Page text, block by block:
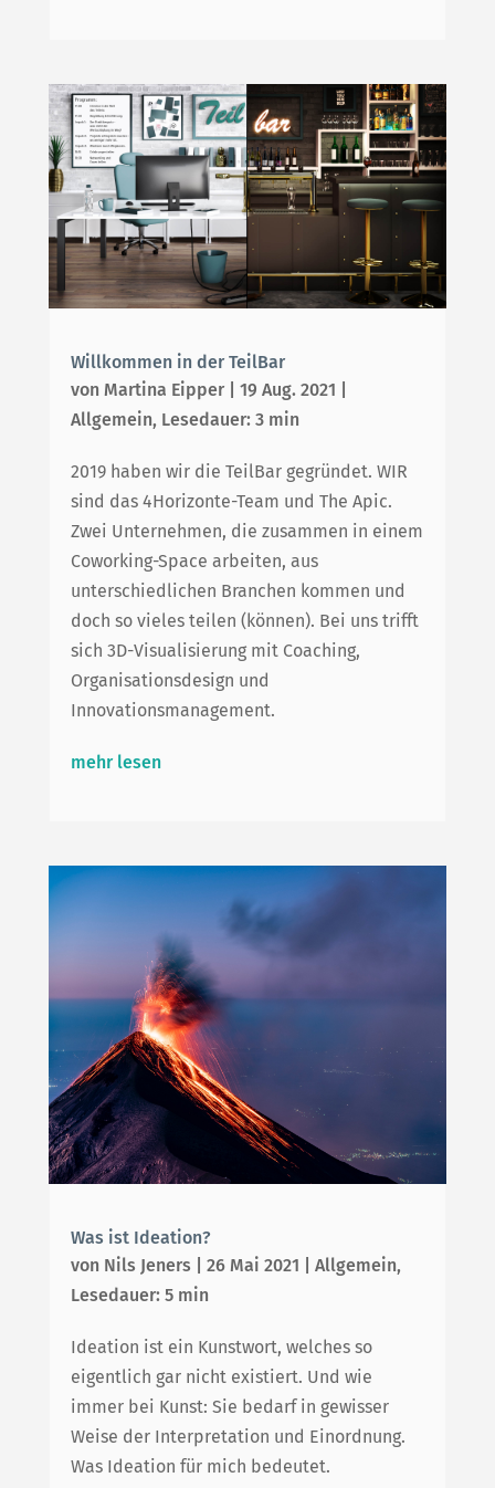
Willkommen in der TeilBar
von Martina Eipper| 19 Aug. 2021
Allgemein, Lesedauer: 3 min
2019 haben wir die TeilBar gegründet. WIR
sind das 4Horizonte-Team und The Apic.
Zwei Unternehmen, die zusammen in einem
Coworking-Space arbeiten, aus
unterschiedlichen Branchen kommen und
doch so vieles teilen (können). Bei uns trifft
sich 3D-Visualisierung mit Coaching,
Organisationsdesign und
Innovationsmanagement.
mehr lesen
Was ist Ideation?
von Nils Jeners 26 Mai 2021 Allgemein,
Lesedauer: 5 min
Ideation ist ein Kunstwort, welches so
eigentlich gar nicht existiert. Und wie
immer bei Kunst: Sie bedarf in gewisser
Weise der Interpretation und Einordnung.
Was Ideation für mich bedeutet.